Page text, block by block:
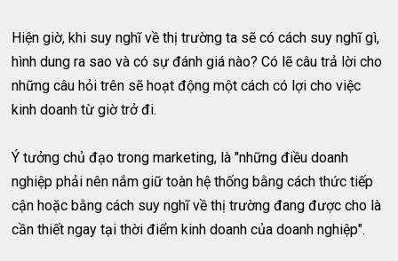
Hiện giờ, khi suy nghĩ về thị trường ta sẽ có cách suy nghĩ gì,
hình dung ra sao và có sự đánh giá nào? Có lẽ câu trả lời cho
những câu hỏi trên sẽ hoạt động một cách có lợi cho việc
kinh doanh từ giờ trở đi.
Ý tưởng chủ đạo trong marketing, là "những điều doanh
nghiệp phải nên nắm giữ toàn hệ thống bằng cách thức tiếp
cận hoặc bằng cách suy nghĩ về thị trường đang được cho là
cần thiết ngay tại thời điểm kinh doanh của doanh nghiệp".